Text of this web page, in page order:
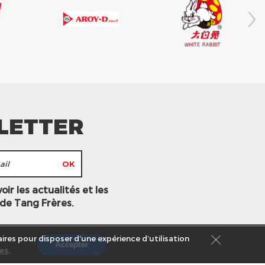
les actualités et les
Tang Frères.
légales
pour disposer d’une expérience d’utilisation
. Accepter